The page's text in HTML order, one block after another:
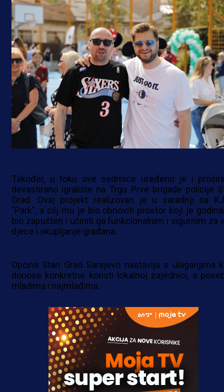
Također, u toku ove sedmice uređeno je i
devastirano igralište na Trgu Prve brigade policije
Grad. Ovaj projekt realizovan je u saradnji sa
"Park", a cilj mu je bio obnoviti prostor koji je
bio zapušten i učiniti ga funkcionalnim i sigurnim za
djece i okupljanje građana.
Općina Stari Grad Sarajevo nastavlja s ulaganjima
donose konkretne koristi lokalnoj zajednici, a
mladima i najmlađima.